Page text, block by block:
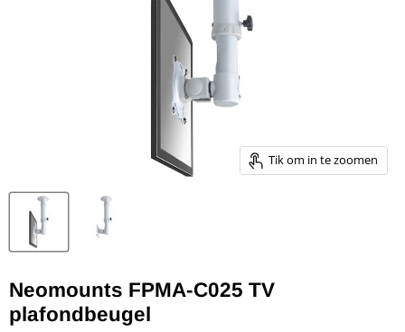
Tik om in te zoomen
Neomounts FPMA-C025 TV
plafondbeugel